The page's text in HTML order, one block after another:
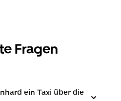
Fragen
ein Taxi über die